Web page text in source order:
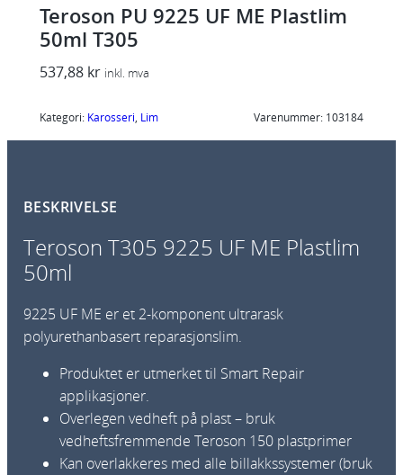
Teroson PU 9225 UF ME Plastlim
50ml T305
537,88 kr inkl. mva
Kategori: Karosseri, Lim Varenummer: 103184
BESKRIVELSE
Teroson T305 9225 UF ME Plastlim
50ml
9225 UF ME er et 2-komponent ultrarask
polyurethanbasert reparasjonslim.
Produktet er utmerket til Smart Repair
applikasjoner.
Overlegen vedheft på plast – bruk
vedheftsfremmende Teroson 150 plastprimer
Kan overlakkeres med alle billakkssystemer (bruk